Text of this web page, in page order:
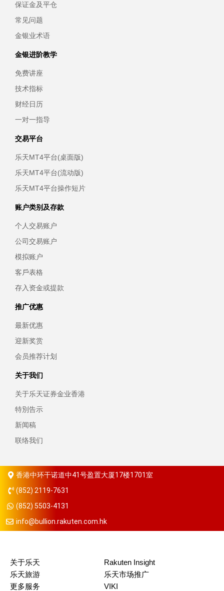
保证金及平仓
常见问题
金银业术语
金银进阶教学
免费讲座
技术指标
财经日历
一对一指导
交易平台
乐天MT4平台(桌面版)
乐天MT4平台(流动版)
乐天MT4平台操作短片
账户类别及存款
个人交易账户
公司交易账户
模拟账户
客戶表格
存入资金或提款
推广优惠
最新优惠
迎新奖赏
会员推荐计划
关于我们
关于乐天证券金业香港
特別告示
新闻稿
联络我们
香港中环干诺道中41号盈置大厦17楼1701室
(852) 2119-7631
(852) 5503-4131
info@bullion.rakuten.com.hk
关于乐天
Rakuten Insight
乐天旅游
乐天市场推广
更多服务
VIKI